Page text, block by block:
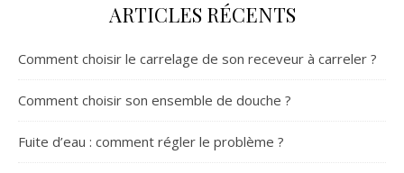
ARTICLES RÉCENTS
Comment choisir le carrelage de son receveur à carreler ?
Comment choisir son ensemble de douche ?
Fuite d’eau : comment régler le problème ?